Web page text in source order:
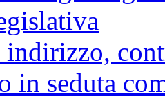
in seduta